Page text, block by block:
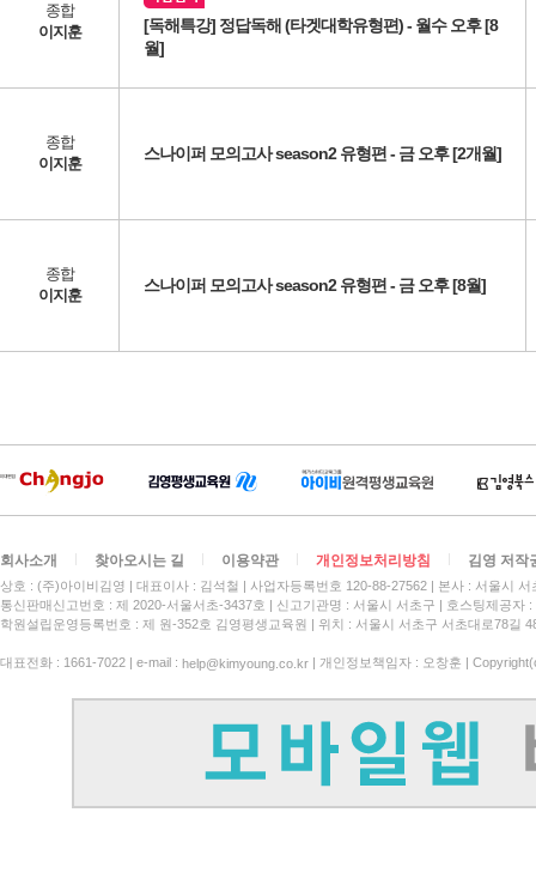
종합
이지훈
[독해특강] 정답독해 (타겟대학유형편) - 월수 오후 [8
월]
종합
이지훈
스나이퍼 모의고사 season2 유형편 - 금 오후 [2개월]
종합
이지훈
스나이퍼 모의고사 season2 유형편 - 금 오후 [8월]
회사소개 찾아오시는 길 이용약관 개인정보처리방침 김영 저작
상호 : (주)아이비김영 대표이사 : 김석철 사업자등록번호 120-88-27562
본사 : 서울시
통신판매신고번호 : 제 2020-서울서초-3437호
신고기관명 : 서울시 서초구
호스팅제공자
학원설립운영등록번호 : 제 원-352호 김영평생교육원 | 위치 : 서울시 서초구 서초대로78길
대표전화 : 1661-7022 | e-mail : help@kimyoung.co.kr | 개인정보책임자 : 오창훈 |